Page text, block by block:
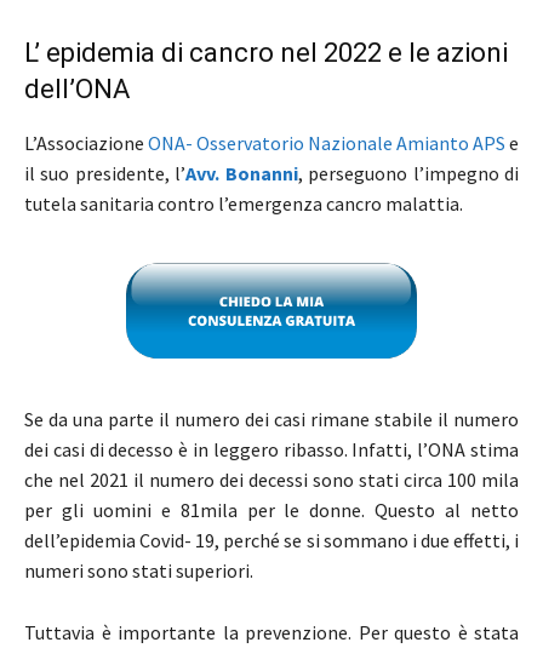
L’ epidemia di cancro nel 2022 e le azioni
dell’ONA
L’Associazione ONA- Osservatorio Nazionale Amianto APS e
il suo presidente, l’Avv. Bonanni, perseguono l’impegno di
tutela sanitaria contro l’emergenza cancro malattia.
Se da una parte il numero dei casi rimane stabile il numero
dei casi di decesso è in leggero ribasso. Infatti, l’ONA stima
che nel 2021 il numero dei decessi sono stati circa 100 mila
per gli uomini e 81mila per le donne. Questo al netto
dell’epidemia Covid- 19, perché se si sommano i due effetti, i
numeri sono stati superiori.
Tuttavia è importante la prevenzione. Per questo è stata